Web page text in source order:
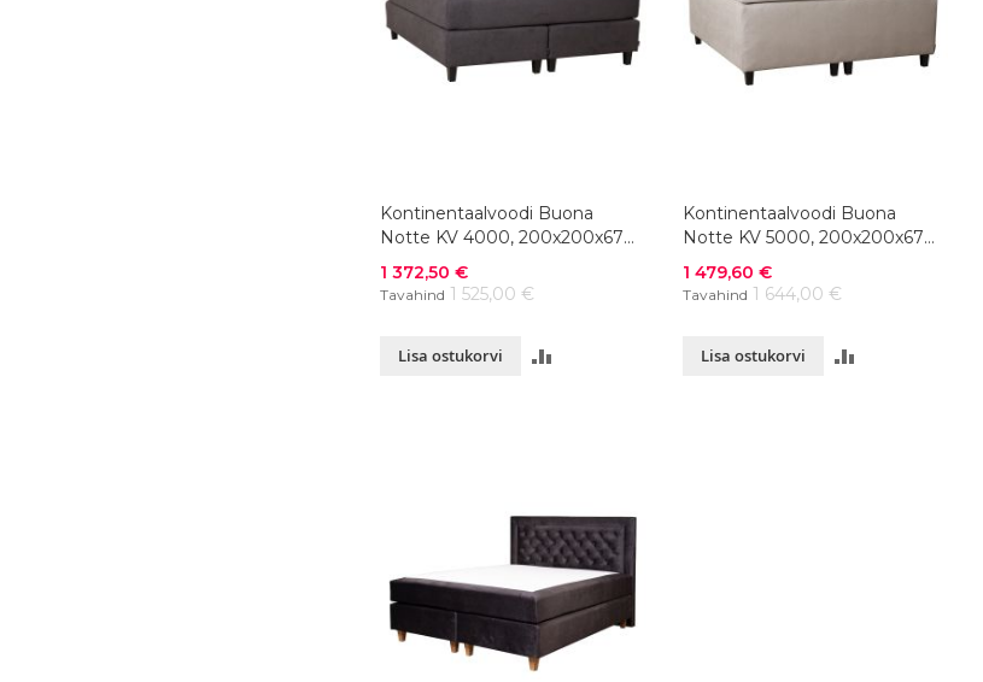
Kontinentaalvoodi Buona
Notte KV 4000, 200x200x67
Soodushind
1 372,50 €
Tavahind 1 525,00 €
Lisa ostukorvi
Kontinentaalvoodi Buona
Notte KV 5000, 200x200x67
Soodushind
1 479,60 €
Tavahind 1 644,00 €
Lisa ostukorvi